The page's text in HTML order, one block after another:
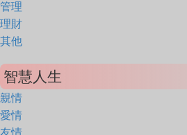
管理
理財
其他
智慧人生
親情
愛情